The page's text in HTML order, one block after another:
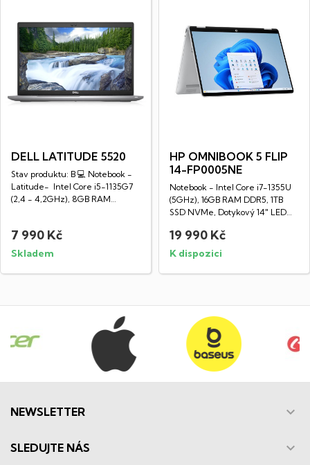
DELL LATITUDE 5520
Stav produktu: B 💻 Notebook -
Latitude- Intel Core i5-1135G7
(2,4 - 4,2GHz), 8GB RAM
7 990 Kč
Skladem
HP OMNIBOOK 5 FLIP
14-FP0005NE
Notebook - Intel Core i7-1355U
(5GHz), 16GB RAM DDR5, 1TB
SSD NVMe, Dotykový 14" LED
19 990 Kč
K dispozici
NEWSLETTER 
SLEDUJTE NÁS 